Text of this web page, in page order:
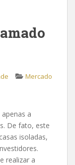
Mercado
a
De fato, este
isoladas,
realizar a